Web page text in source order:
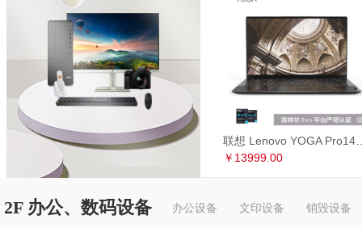
￥13999.00
2F 办公、数码设备 办公设备 文印设备 销毁设备